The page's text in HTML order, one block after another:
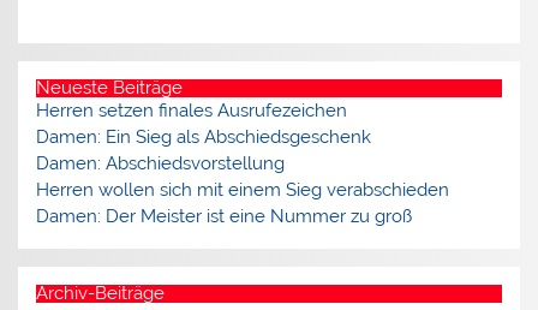
Neueste Beiträge
Herren setzen finales Ausrufezeichen
Damen: Ein Sieg als Abschiedsgeschenk
Damen: Abschiedsvorstellung
Herren wollen sich mit einem Sieg verabschieden
Damen: Der Meister ist eine Nummer zu groß
Archiv-Beiträge